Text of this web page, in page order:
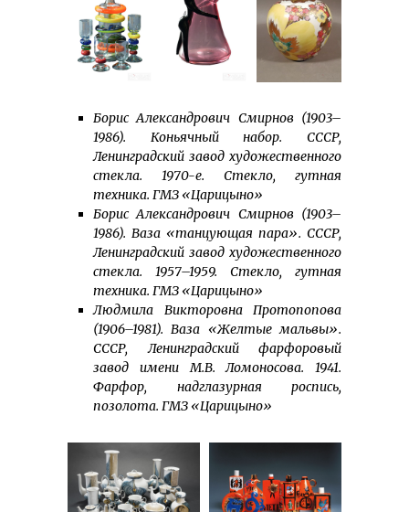
Борис Александрович Смирнов (1903–
1986). Коньячный набор. СССР,
Ленинградский завод художественного
стекла. 1970-е. Стекло, гутная
техника. ГМЗ «Царицыно»
Борис Александрович Смирнов (1903–
1986). Ваза «танцующая пара». СССР,
Ленинградский завод художественного
стекла. 1957–1959. Стекло, гутная
техника. ГМЗ «Царицыно»
Людмила Викторовна Протопопова
(1906–1981). Ваза «Желтые мальвы».
СССР, Ленинградский фарфоровый
завод имени М.В. Ломоносова. 1941.
Фарфор, надглазурная роспись,
позолота. ГМЗ «Царицыно»